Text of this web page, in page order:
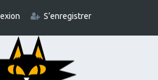
S’enregistrer